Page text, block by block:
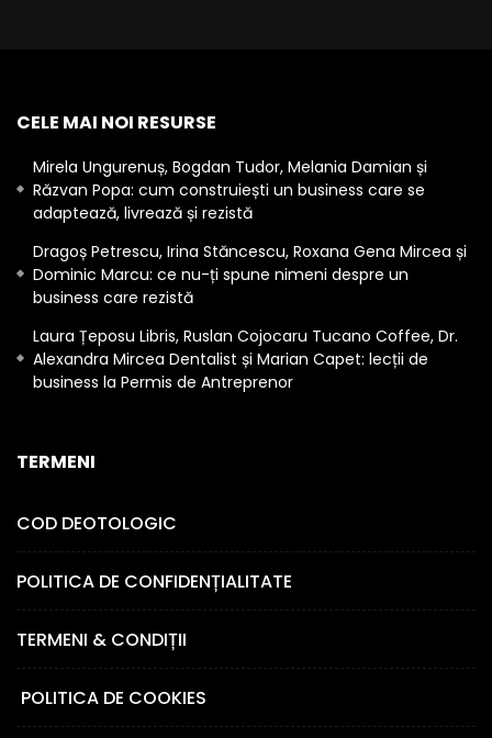
CELE MAI NOI RESURSE
Mirela Ungurenuș, Bogdan Tudor, Melania Damian și
Răzvan Popa: cum construiești un business care se
adaptează, livrează și rezistă
Dragoș Petrescu, Irina Stăncescu, Roxana Gena Mircea și
Dominic Marcu: ce nu-ți spune nimeni despre un
business care rezistă
Laura Țeposu Libris, Ruslan Cojocaru Tucano Coffee, Dr.
Alexandra Mircea Dentalist și Marian Capet: lecții de
business la Permis de Antreprenor
TERMENI
COD DEOTOLOGIC
POLITICA DE CONFIDENȚIALITATE
TERMENI & CONDIȚII
POLITICA DE COOKIES